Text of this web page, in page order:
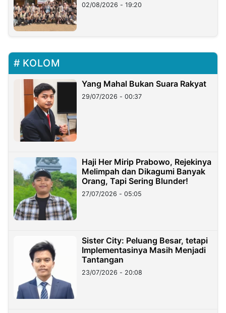
02/08/2026 - 19:20
KOLOM
Yang Mahal Bukan Suara Rakyat
29/07/2026 - 00:37
Haji Her Mirip Prabowo, Rejekinya
Melimpah dan Dikagumi Banyak
Orang, Tapi Sering Blunder!
27/07/2026 - 05:05
Sister City: Peluang Besar, tetapi
Implementasinya Masih Menjadi
Tantangan
23/07/2026 - 20:08